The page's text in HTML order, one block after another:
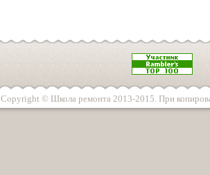
Copyright © Школа ремонта 2013-2015. При